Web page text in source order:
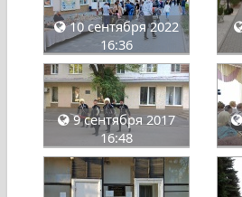
10 сентября 2022
16:36
9 сентября 2017
16:48